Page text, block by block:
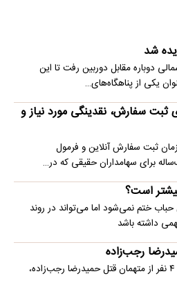
شد
دوباره مقابل دوربین رفت تا این
یکی از پناهگاه‌های…
ثبت سفارش، نقدینگی مورد نیاز و
ثبت سفارش آنلاین و فرمول
برای سهامداران حقیقی که در…
است؟
ختم نمی‌شود اما می‌تواند در روند
داشته باشد
برخی گزارش‌ها مدعی هستند که ۴ نفر از متهمان قتل حمیدرضا رجب‌زاده،